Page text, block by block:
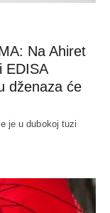
Na Ahiret
EDISA
dženaza će
je u dubokoj tuzi